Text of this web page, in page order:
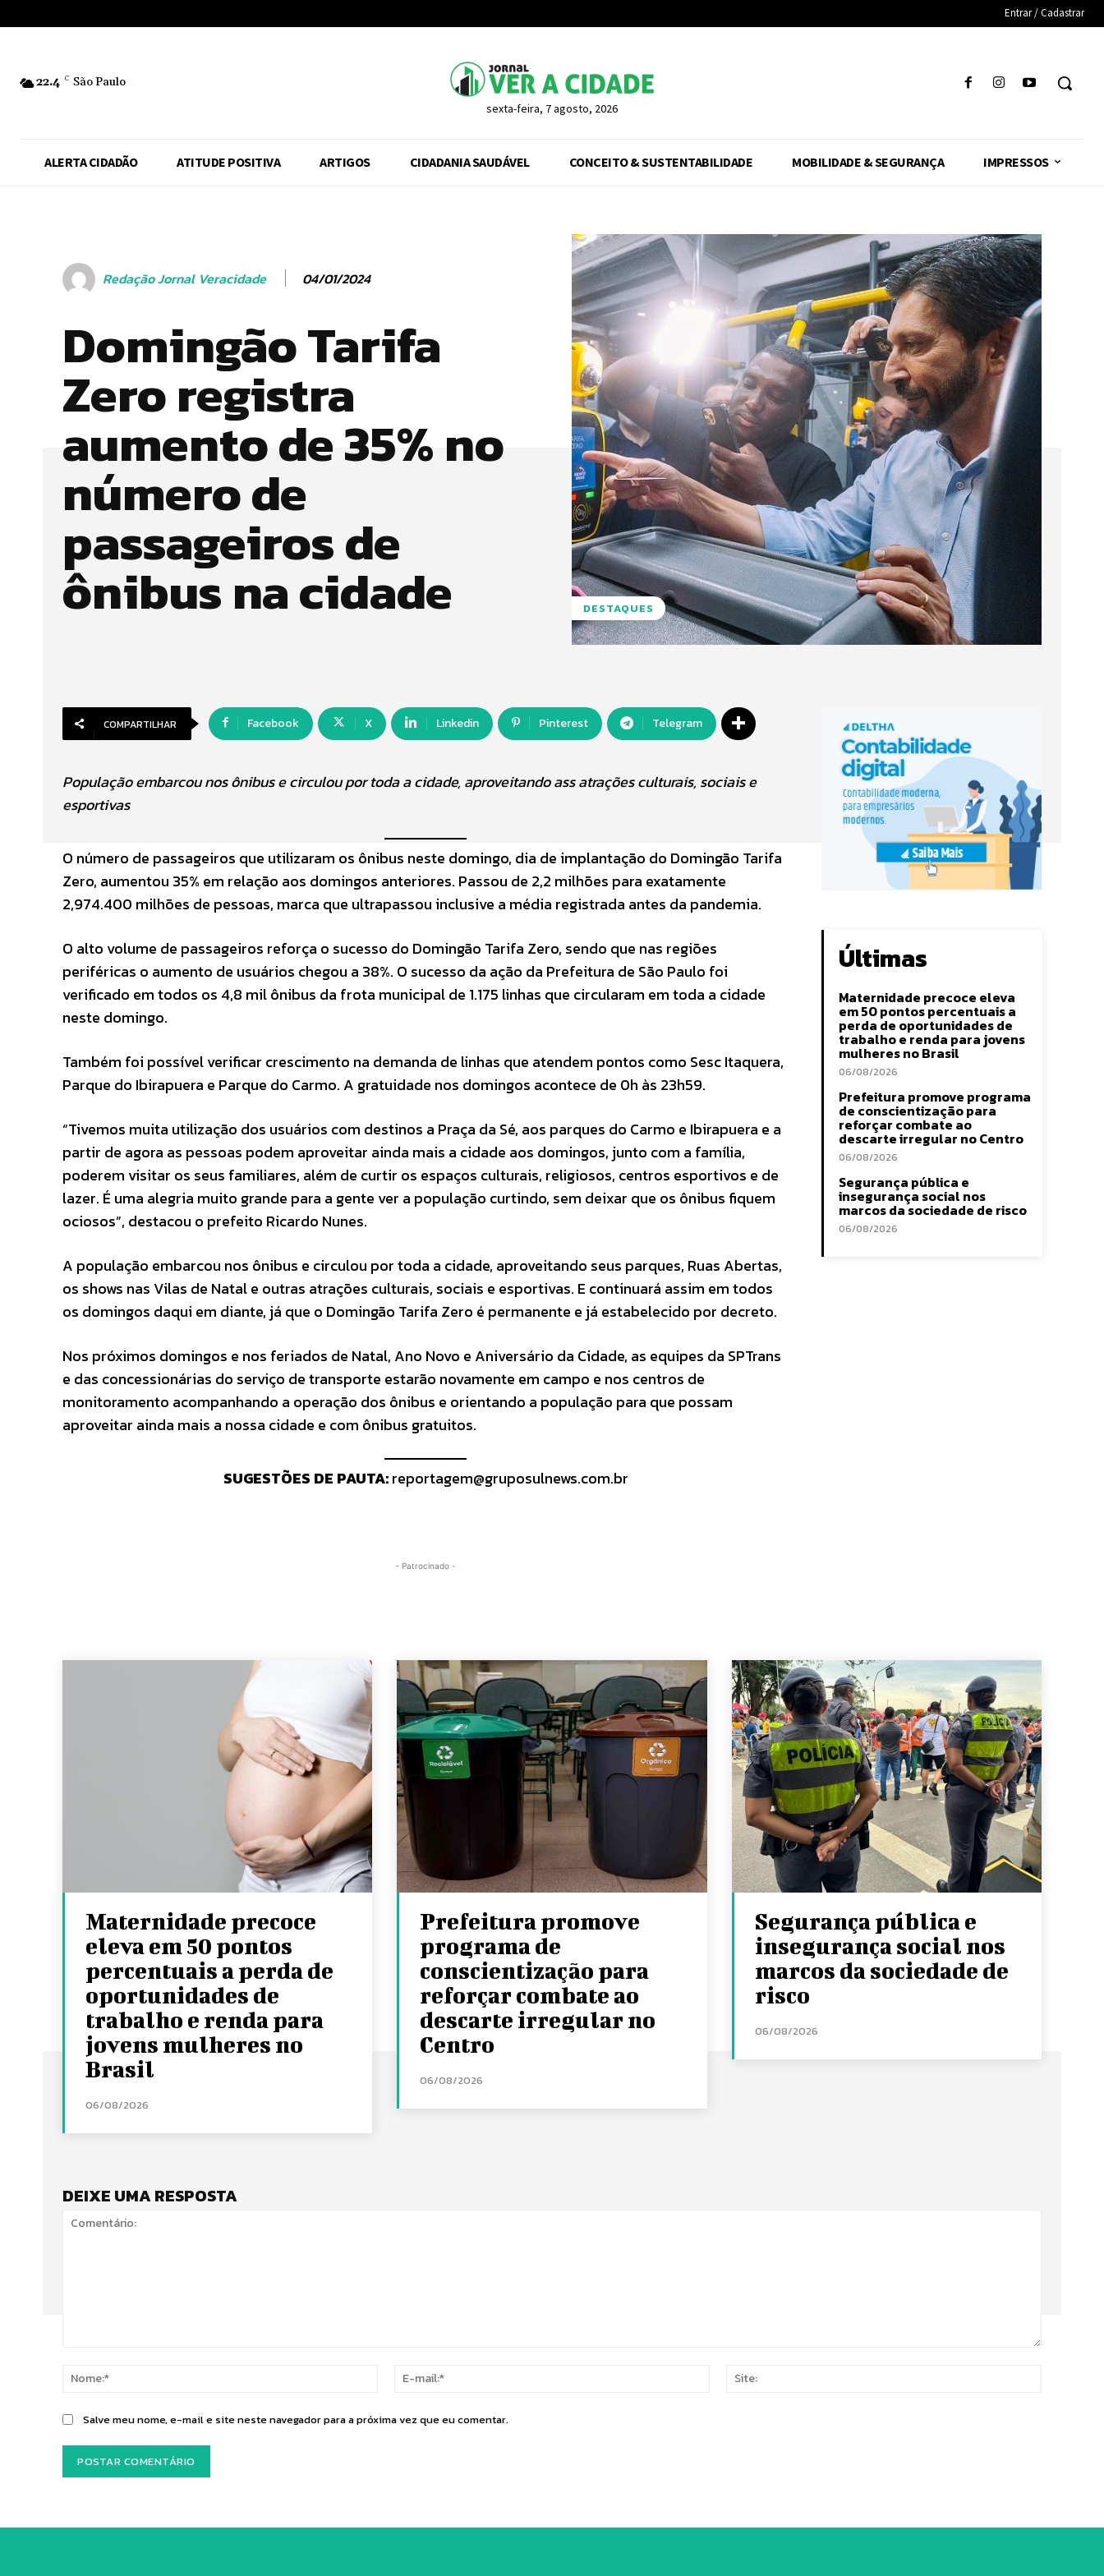
Entrar / Cadastrar
22.4 C São Paulo
sexta-feira, 7 agosto, 2026
ALERTA CIDADÃO ATITUDE POSITIVA ARTIGOS CIDADANIA SAUDÁVEL CONCEITO & SUSTENTABILIDADE MOBILIDADE & SEGURANÇA IMPRESSOS
Redação Jornal Veracidade 04/01/2024
Domingão Tarifa
Zero registra
aumento de 35% no
número de
passageiros de
ônibus na cidade DESTAQUES
COMPARTILHAR Facebook X Linkedin Pinterest Telegram
População embarcou nos ônibus e circulou por toda a cidade, aproveitando ass atrações culturais, sociais e
esportivas
O número de passageiros que utilizaram os ônibus neste domingo, dia de implantação do Domingão Tarifa
Zero, aumentou 35% em relação aos domingos anteriores. Passou de 2,2 milhões para exatamente
2,974.400 milhões de pessoas, marca que ultrapassou inclusive a média registrada antes da pandemia.
O alto volume de passageiros reforça o sucesso do Domingão Tarifa Zero, sendo que nas regiões
periféricas o aumento de usuários chegou a 38%. O sucesso da ação da Prefeitura de São Paulo foi
verificado em todos os 4,8 mil ônibus da frota municipal de 1.175 linhas que circularam em toda a cidade
neste domingo.
Também foi possível verificar crescimento na demanda de linhas que atendem pontos como Sesc Itaquera,
Parque do Ibirapuera e Parque do Carmo. A gratuidade nos domingos acontece de 0h às 23h59.
“Tivemos muita utilização dos usuários com destinos a Praça da Sé, aos parques do Carmo e Ibirapuera e a
partir de agora as pessoas podem aproveitar ainda mais a cidade aos domingos, junto com a família,
poderem visitar os seus familiares, além de curtir os espaços culturais, religiosos, centros esportivos e de
lazer. É uma alegria muito grande para a gente ver a população curtindo, sem deixar que os ônibus fiquem
ociosos”, destacou o prefeito Ricardo Nunes.
A população embarcou nos ônibus e circulou por toda a cidade, aproveitando seus parques, Ruas Abertas,
os shows nas Vilas de Natal e outras atrações culturais, sociais e esportivas. E continuará assim em todos
os domingos daqui em diante, já que o Domingão Tarifa Zero é permanente e já estabelecido por decreto.
Nos próximos domingos e nos feriados de Natal, Ano Novo e Aniversário da Cidade, as equipes da SPTrans
e das concessionárias do serviço de transporte estarão novamente em campo e nos centros de
monitoramento acompanhando a operação dos ônibus e orientando a população para que possam
aproveitar ainda mais a nossa cidade e com ônibus gratuitos.
SUGESTÕES DE PAUTA:reportagem@gruposulnews.com.br
- Patrocinado -
Últimas
Maternidade precoce eleva
em 50 pontos percentuais a
perda de oportunidades de
trabalho e renda para jovens
mulheres no Brasil
06/08/2026
Prefeitura promove programa
de conscientização para
reforçar combate ao
descarte irregular no Centro
06/08/2026
Segurança pública e
insegurança social nos
marcos da sociedade de risco
06/08/2026
Maternidade precoce
eleva em 50 pontos
percentuais a perda de
oportunidades de
trabalho e renda para
jovens mulheres no
Brasil
06/08/2026
Prefeitura promove
programa de
conscientização para
reforçar combate ao
descarte irregular no
Centro
06/08/2026
Segurança pública e
insegurança social nos
marcos da sociedade de
risco
06/08/2026
DEIXE UMA RESPOSTA
Nome:*
Salve meu nome, e-mail e site neste navegador para a próxima vez que eu comentar.